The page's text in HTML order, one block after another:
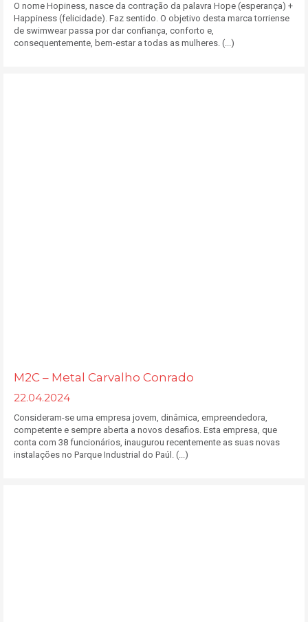
O nome Hopiness, nasce da contração da palavra Hope (esperança) +
Happiness (felicidade). Faz sentido. O objetivo desta marca torriense
de swimwear passa por dar confiança, conforto e,
consequentemente, bem-estar a todas as mulheres. (...)
M2C – Metal Carvalho Conrado
22.04.2024
Consideram-se uma empresa jovem, dinâmica, empreendedora,
competente e sempre aberta a novos desafios. Esta empresa, que
conta com 38 funcionários, inaugurou recentemente as suas novas
instalações no Parque Industrial do Paúl. (...)